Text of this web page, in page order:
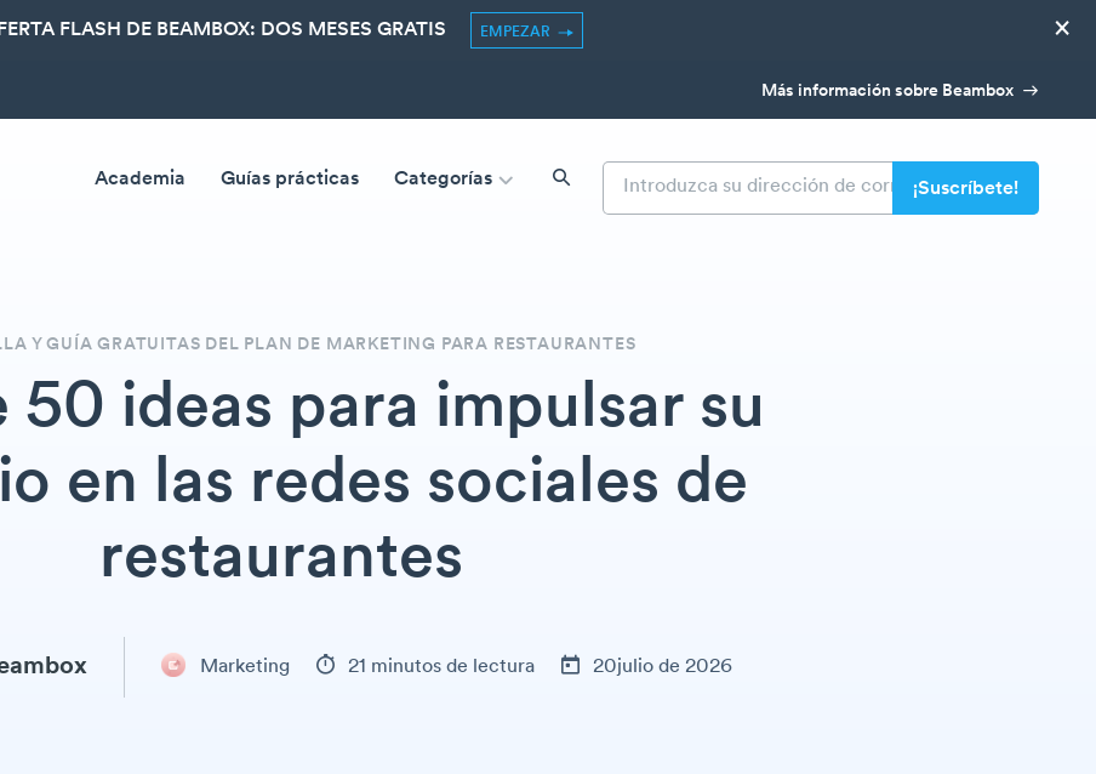
FLASH DE BEAMBOX: DOS MESES GRATIS EMPEZAR ×
Más información sobre Beambox
Academia Guías prácticas Categorías
Y GUÍA GRATUITAS DEL PLAN DE MARKETING PARA RESTAURANTES
50 ideas para impulsar su
en las redes sociales de
restaurantes
Marketing 21 minutos de lectura 20julio de 2026